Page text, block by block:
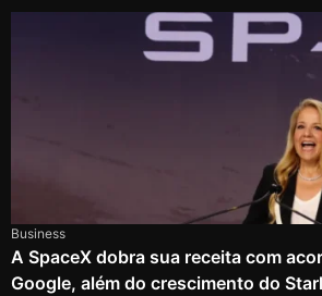
Business
A SpaceX dobra sua receita com
Google, além do crescimento do